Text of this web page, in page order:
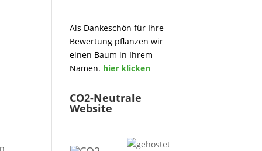
Als Dankeschön für Ihre
Bewertung pflanzen wir
einen Baum in Ihrem
Namen. hier klicken
CO2-Neutrale
Website